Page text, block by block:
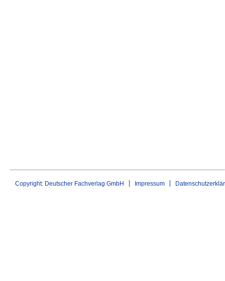
Copyright: Deutscher Fachverlag GmbH Impressum